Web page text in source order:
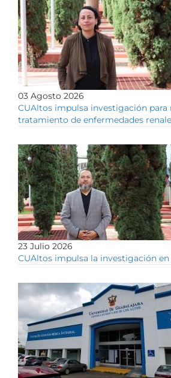
03 Agosto 2026
CUAltos impulsa investigación para
tratamiento de enfermedades
23 Julio 2026
CUAltos impulsa la investigación